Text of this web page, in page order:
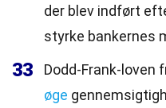
der blev indført
styrke bankernes
33
Dodd-Frank-loven
øge